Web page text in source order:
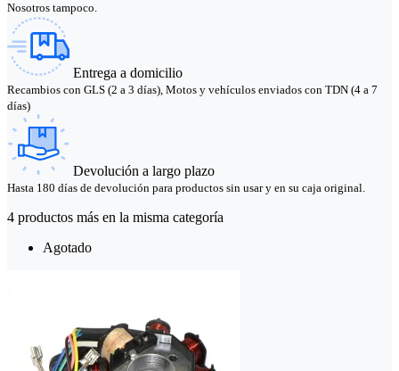
Nosotros tampoco.
Entrega a domicilio
Recambios con GLS (2 a 3 días), Motos y vehículos enviados con TDN (4 a 7
días)
Devolución a largo plazo
Hasta 180 días de devolución para productos sin usar y en su caja original.
4 productos más en la misma categoría
Agotado